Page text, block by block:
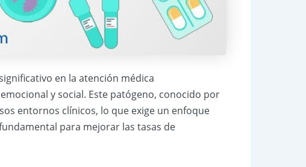
en la atención médica
y social. Este patógeno, conocido por
entornos clínicos, lo que exige un enfoque
para mejorar las tasas de